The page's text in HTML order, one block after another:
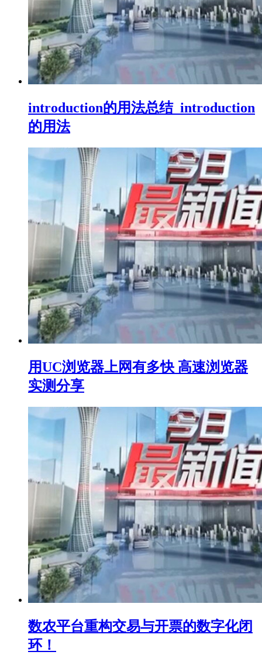
introduction的用法总结_introduction
的用法
用UC浏览器上网有多快 高速浏览器
实测分享
数农平台重构交易与开票的数字化闭
环！